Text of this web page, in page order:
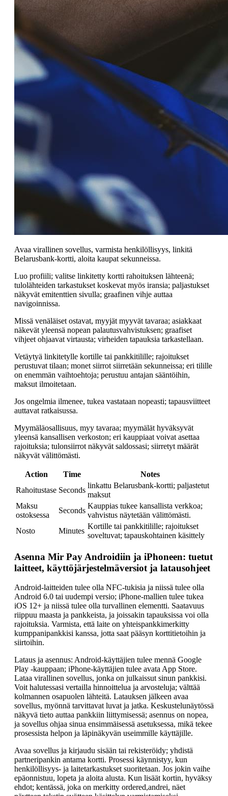
Avaa virallinen sovellus, varmista henkilöllisyys, linkitä
Belarusbank-kortti, aloita kaupat sekunneissa.
Luo profiili; valitse linkitetty kortti rahoituksen lähteenä;
tulolähteiden tarkastukset koskevat myös iransia; paljastukset
näkyvät emitenttien sivulla; graafinen vihje auttaa
navigoinnissa.
Missä venäläiset ostavat, myyjät myyvät tavaraa; asiakkaat
näkevät yleensä nopean palautusvahvistuksen; graafiset
vihjeet ohjaavat virtausta; virheiden tapauksia tarkastellaan.
Vetäytyä linkitetylle kortille tai pankkitilille; rajoitukset
perustuvat tilaan; monet siirrot siirretään sekunneissa; eri tilille
on enemmän vaihtoehtoja; perustuu antajan sääntöihin,
maksut ilmoitetaan.
Jos ongelmia ilmenee, tukea vastataan nopeasti; tapausviitteet
auttavat ratkaisussa.
Myymäläosallisuus, myy tavaraa; myymälät hyväksyvät
yleensä kansallisen verkoston; eri kauppiaat voivat asettaa
rajoituksia; tulonsiirrot näkyvät saldossasi; siirretyt määrät
näkyvät välittömästi.
Action Time
Notes
Rahoitustase Seconds
linkattu Belarusbank-kortti; paljastetut
maksut
Maksu
ostoksessa
Seconds
Kauppias tukee kansallista verkkoa;
vahvistus näytetään välittömästi.
Nosto
Minutes
Kortille tai pankkitilille; rajoitukset
soveltuvat; tapauskohtainen käsittely
Asenna Mir Pay Androidiin ja iPhoneen: tuetut
laitteet, käyttöjärjestelmäversiot ja latausohjeet
Android-laitteiden tulee olla NFC-tukisia ja niissä tulee olla
Android 6.0 tai uudempi versio; iPhone-mallien tulee tukea
iOS 12+ ja niissä tulee olla turvallinen elementti. Saatavuus
riippuu maasta ja pankkeista, ja joissakin tapauksissa voi olla
rajoituksia. Varmista, että laite on yhteispankkimerkitty
kumppanipankkisi kanssa, jotta saat pääsyn korttitietoihin ja
siirtoihin.
Lataus ja asennus: Android-käyttäjien tulee mennä Google
Play -kauppaan; iPhone-käyttäjien tulee avata App Store.
Lataa virallinen sovellus, jonka on julkaissut sinun pankkisi.
Voit halutessasi vertailla hinnoittelua ja arvosteluja; välttää
kolmannen osapuolen lähteitä. Latauksen jälkeen avaa
sovellus, myönnä tarvittavat luvat ja jatka. Keskustelunäytössä
näkyvä tieto auttaa pankkiin liittymisessä; asennus on nopea,
ja sovellus ohjaa sinua ensimmäisessä asetuksessa, mikä tekee
prosessista helpon ja läpinäkyvän useimmille käyttäjille.
Avaa sovellus ja kirjaudu sisään tai rekisteröidy; yhdistä
partneripankin antama kortti. Prosessi käynnistyy, kun
henkilöllisyys- ja laitetarkastukset suoritetaan. Jos jokin vaihe
epäonnistuu, lopeta ja aloita alusta. Kun lisäät kortin, hyväksy
ehdot; kentässä, joka on merkitty ordered,andrei, näet